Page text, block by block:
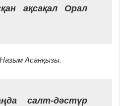
ақсақал Орал
Асанқызы.
салт-дәстүр